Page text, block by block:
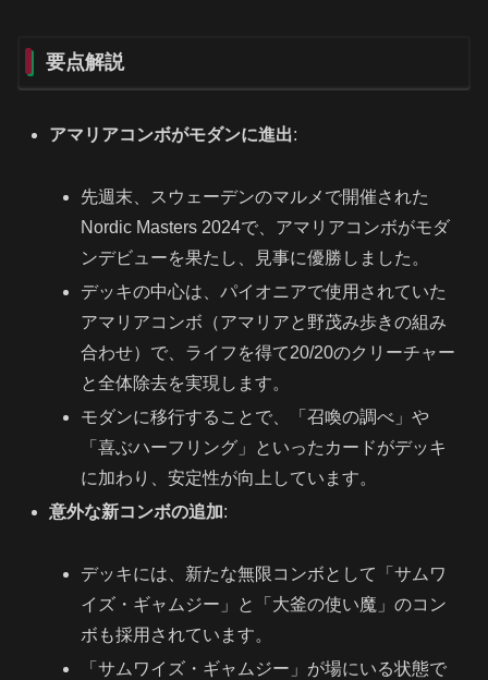
要点解説
アマリアコンボがモダンに進出:
先週末、スウェーデンのマルメで開催された
Nordic Masters 2024で、アマリアコンボがモダ
ンデビューを果たし、見事に優勝しました。
デッキの中心は、パイオニアで使用されていた
アマリアコンボ（アマリアと野茂み歩きの組み
合わせ）で、ライフを得て20/20のクリーチャー
と全体除去を実現します。
モダンに移行することで、「召喚の調べ」や
「喜ぶハーフリング」といったカードがデッキ
に加わり、安定性が向上しています。
意外な新コンボの追加:
デッキには、新たな無限コンボとして「サムワ
イズ・ギャムジー」と「大釜の使い魔」のコン
ボも採用されています。
「サムワイズ・ギャムジー」が場にいる状態で